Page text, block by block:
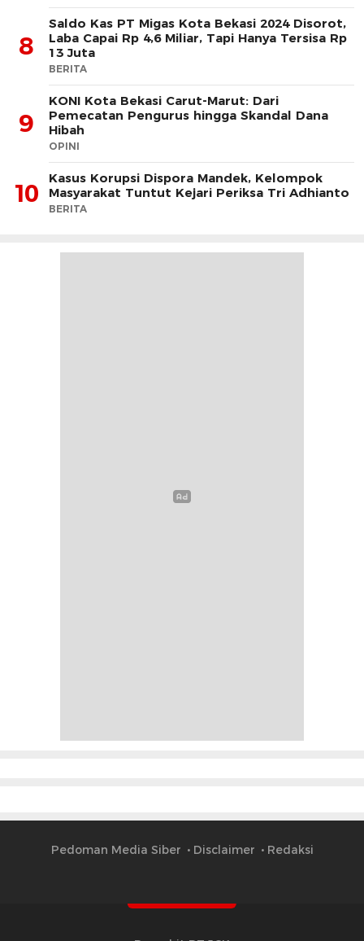
8
Saldo Kas PT Migas Kota Bekasi 2024 Disorot,
Laba Capai Rp 4,6 Miliar, Tapi Hanya Tersisa Rp
13 Juta
BERITA
9
KONI Kota Bekasi Carut-Marut: Dari
Pemecatan Pengurus hingga Skandal Dana
Hibah
OPINI
10
Kasus Korupsi Dispora Mandek, Kelompok
Masyarakat Tuntut Kejari Periksa Tri Adhianto
BERITA
Pedoman Media Siber Disclaimer Redaksi